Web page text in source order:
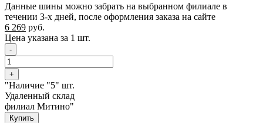
Данные шины можно забрать на выбранном филиале в
течении 3-х дней, после оформления заказа на сайте
6 269 руб.
Цена указана за 1 шт.
-
+
"Наличие "5" шт.
Удаленный склад
филиал Митино"
Купить